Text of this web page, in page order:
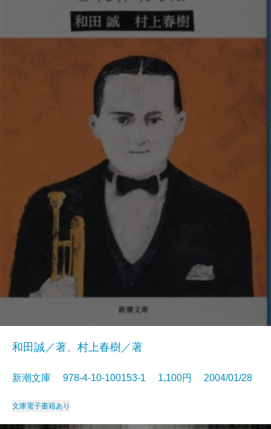
和田誠／著、村上春樹／著
新潮文庫 978-4-10-100153-1 1,100円 2004/01/28
文庫電子書籍あり